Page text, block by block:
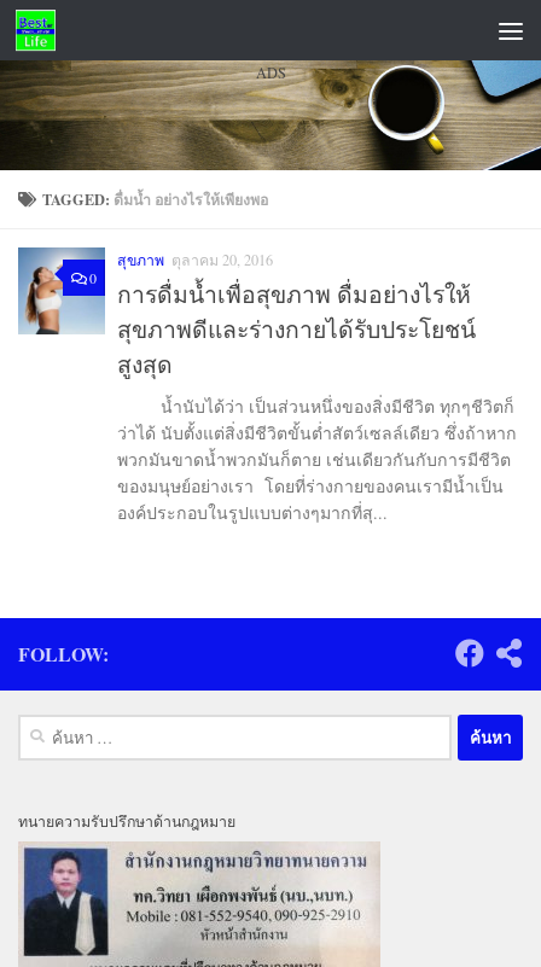
Skip to content
ADS
TAGGED: ดื่มน้ำ อย่างไรให้เพียงพอ
0
สุขภาพ ตุลาคม 20, 2016
การดื่มน้ำเพื่อสุขภาพ ดื่มอย่างไรให้
สุขภาพดีและร่างกายได้รับประโยชน์
สูงสุด
น้ำนับได้ว่า เป็นส่วนหนึ่งของสิ่งมีชีวิต ทุกๆชีวิตก็
ว่าได้ นับตั้งแต่สิ่งมีชีวิตขั้นต่ำสัตว์เซลล์เดียว ซึ่งถ้าหาก
พวกมันขาดน้ำพวกมันก็ตาย เช่นเดียวกันกับการมีชีวิต
ของมนุษย์อย่างเรา โดยที่ร่างกายของคนเรามีน้ำเป็น
องค์ประกอบในรูปแบบต่างๆมากที่สุ...
FOLLOW:
ค้นหา
สำหรับ:
ทนายความรับปรึกษาด้านกฎหมาย